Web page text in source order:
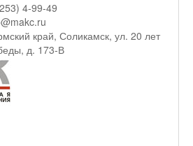
4-99-49
край, Соликамск, ул. 20 лет
д. 173-В